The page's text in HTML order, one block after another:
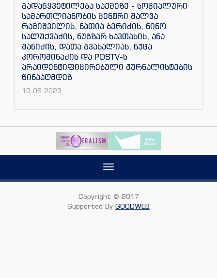
გადაწყვეტილება საქმეზე - სოციალური
სამართლიანობის ცენტრი შალვა
რამიშვილის, ნათია ბერიძის, ნინო
სალუქვაძის, ნუგზარ ხავთასის, ანა
შანიძის, დათა გვასალიას, ნუცა
კოროშინაძის და POSTV-ს
არაიდენტიფიცირებული ჟურნალისტების
წინააღმდეგ
19.06.2023
Toggle
Copyright © 2017
Supported By GOODWEB